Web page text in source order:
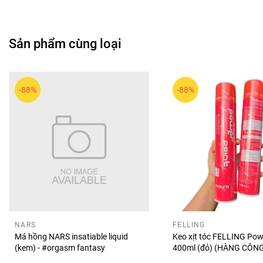
Bộ cọ BEALY 32 cây là lựa chọn phù hợp cho nhu cầu
Sản phẩm cùng loại
-88%
NARS
Má hồng NARS insatiable liquid
(kem) - #orgasm fantasy
-88%
FELLING
Keo xịt tóc FELLING
400ml (đỏ) (HÀNG